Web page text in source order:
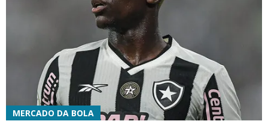
MERCADO DA BOLA